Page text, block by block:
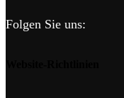
Folgen Sie uns: